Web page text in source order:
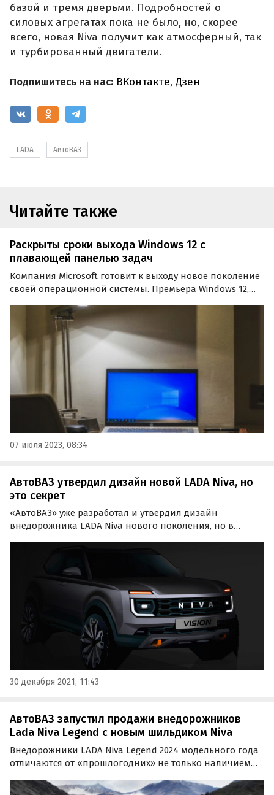
базой и тремя дверьми. Подробностей о
силовых агрегатах пока не было, но, скорее
всего, новая Niva получит как атмосферный, так
и турбированный двигатели.
Подпишитесь на нас: ВКонтакте, Дзен
LADA АвтоВАЗ
Читайте также
Раскрыты сроки выхода Windows 12 с
плавающей панелью задач
Компания Microsoft готовит к выходу новое поколение
своей операционной системы. Премьера Windows 12,
примерно через год.
07 июля 2023, 08:34
АвтоВАЗ утвердил дизайн новой LADA Niva, но
это секрет
«АвтоВАЗ» уже разработал и утвердил дизайн
внедорожника LADA Niva нового поколения, но в
модели будет строго засекречен. Об этом сказал
президент компании Николя Мор в своем новогоднем
поздравлении.
30 декабря 2021, 11:43
АвтоВАЗ запустил продажи внедорожников
Lada Niva Legend с новым шильдиком Niva
Внедорожники LADA Niva Legend 2024 модельного года
отличаются от «прошлогодних» не только наличием
класса «Евро-5», но и шильдиками на кузове.